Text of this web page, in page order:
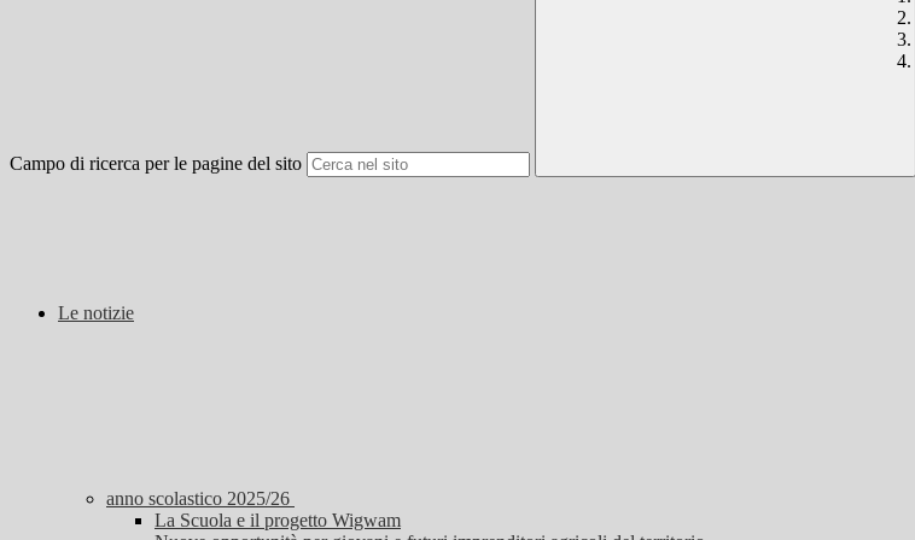
Campo di ricerca per le pagine del sito
Le notizie
anno scolastico 2025/26
La Scuola e il progetto Wigwam